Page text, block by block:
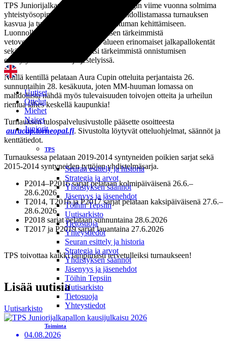
Uutiset
Ottelut
Miehet
Naiset
Juniorit
TPS
Seuran esittely ja historia
Strategia ja arvot
Yhdistyksen säännöt
Jäsenyys ja jäsenehdot
Töihin Tepsiin
Uutisarkisto
Tietosuoja
Yhteystiedot
Seuran esittely ja historia
Strategia ja arvot
Yhdistyksen säännöt
Jäsenyys ja jäsenehdot
Töihin Tepsiin
Uutisarkisto
Tietosuoja
Yhteystiedot
Toiminta
TPS Juniorijalkapallon ja Turun kaupungin viime vuonna solmima
yhteistyösopimus on ollut osaltaan mahdollistamassa turnauksen
kasvua ja tuonut uutta voimaa tapahtuman kehittämiseen.
Luonnollisesti myös yksi turnauksen tärkeimmistä
vetovoimatekijöistä, Kupittaan alueen erinomaiset jalkapallokentät
sekä Veritas Stadion ovat yksi tärkeimmistä onnistumisen
edellytyksistä turnausjärjestelyissä.
Näillä kentillä pelataan Aura Cupin otteluita perjantaista 26.
sunnuntaihin 28. kesäkuuta, joten MM-huuman lomassa on
mahdollista nähdä myös tulevaisuuden toivojen otteita ja urheilun
riemua lähes keskellä kaupunkia!
Turnauksen tulospalvelusivustolle pääsette osoitteesta
auracup.torneopal.fi. Sivustolta löytyvät otteluohjelmat, säännöt ja
kenttätiedot.
Turnauksessa pelataan 2019-2014 syntyneiden poikien sarjat sekä
2015-2014 syntyneiden tyttöjen yhdistelmäsarja.
P2014–P2016 sarjat pelataan kolmipäiväisenä 26.6.–
28.6.2026
T2014, T2016 ja P2017 sarjat pelataan kaksipäiväisenä 27.6.–
28.6.2026
P2018 sarjat pelataan sunnuntaina 28.6.2026
T2017 ja P2019 sarjat lauantaina 27.6.2026
TPS toivottaa kaikki lämpimästi tervetulleiksi turnaukseen!
Lisää uutisia
Uutisarkisto
04.08.2026